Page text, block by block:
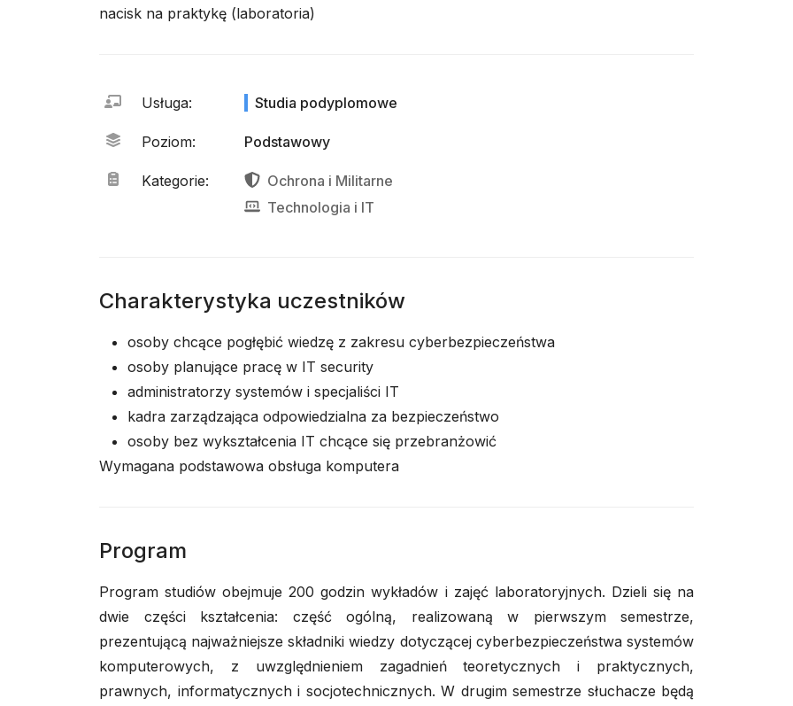
nacisk na praktykę (laboratoria)
Usługa: Studia podyplomowe
Poziom: Podstawowy
Kategorie: Ochrona i Militarne
Technologia i IT
Charakterystyka uczestników
osoby chcące pogłębić wiedzę z zakresu cyberbezpieczeństwa
osoby planujące pracę w IT security
administratorzy systemów i specjaliści IT
kadra zarządzająca odpowiedzialna za bezpieczeństwo
osoby bez wykształcenia IT chcące się przebranżowić
Wymagana podstawowa obsługa komputera
Program
Program studiów obejmuje 200 godzin wykładów i zajęć laboratoryjnych. Dzieli się na
dwie części kształcenia: część ogólną, realizowaną w pierwszym semestrze,
prezentującą najważniejsze składniki wiedzy dotyczącej cyberbezpieczeństwa systemów
komputerowych, z uwzględnieniem zagadnień teoretycznych i praktycznych,
prawnych, informatycznych i socjotechnicznych. W drugim semestrze słuchacze będą